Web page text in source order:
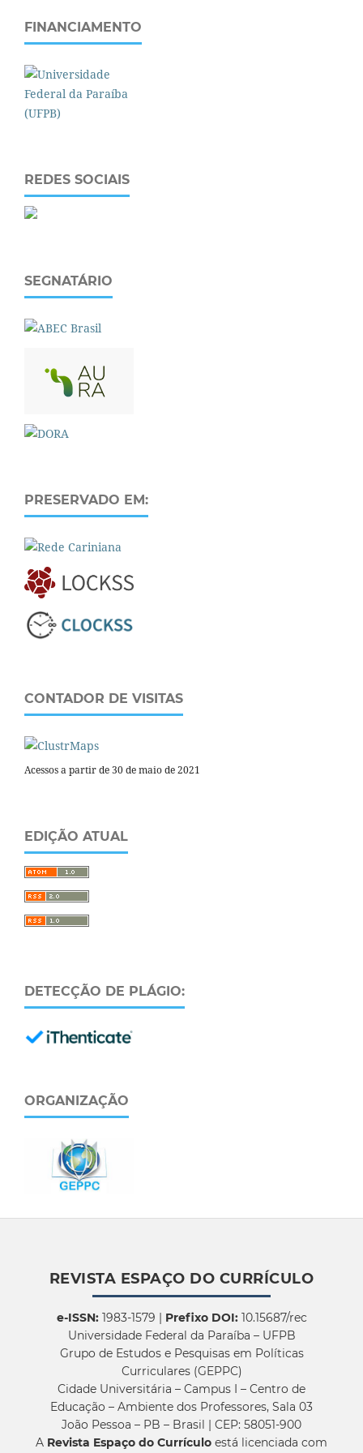
FINANCIAMENTO
REDES SOCIAIS
SEGNATÁRIO
PRESERVADO EM:
CONTADOR DE VISITAS
Acessos a partir de 30 de maio de 2021
EDIÇÃO ATUAL
DETECÇÃO DE PLÁGIO:
ORGANIZAÇÃO
REVISTA ESPAÇO DO CURRÍCULO
e-ISSN:1983-1579 | Prefixo DOI:10.15687/rec
Universidade Federal da Paraíba – UFPB
Grupo de Estudos e Pesquisas em Políticas
Curriculares (GEPPC)
Cidade Universitária – Campus I – Centro de
Educação – Ambiente dos Professores, Sala 03
João Pessoa – PB – Brasil | CEP: 58051-900
A Revista Espaço do Currículo está licenciada com